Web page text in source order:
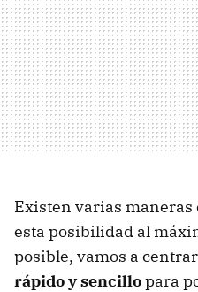
Existen varias maneras
esta posibilidad al
posible, vamos a
rápido y sencillopara